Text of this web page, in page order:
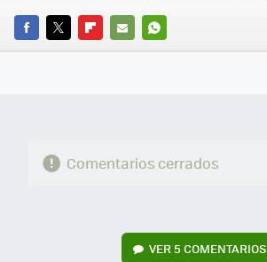
FACEBOOK
TWITTERFLIPBOARD
E-
WHATSAPP
Comentarios cerrados
VER5 COMENTARIOS